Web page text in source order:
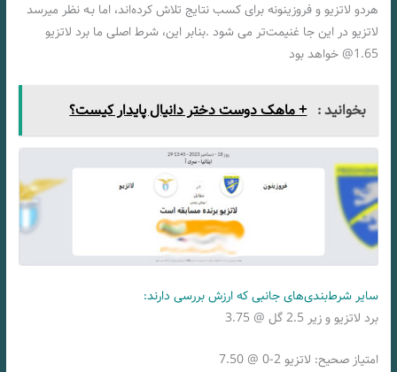
هردو لاتزیو و فروزینونه برای کسب نتایج تلاش کرده‌اند، اما بـه نظر میرسد
لاتزیو در این جا غنیمت‌تر می شود .بنابر این، شرط اصلی ما برد لاتزیو
1.65@ خواهد بود
بخوانید : + ماهک دوست دختر دانیال پایدار کیست؟
سایر شرط‌بندی‌های جانبی که ارزش بررسی دارند:
برد لاتزیو و زیر 2.5 گل @ 3.75
امتیاز صحیح: لاتزیو 2-0 @ 7.50